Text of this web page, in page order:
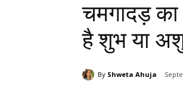
चमगादड़
है शुभ या
By Shweta Ahuja